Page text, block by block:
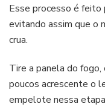
Esse processo é feito
evitando assim que o
crua.
Tire a panela do
poucos acrescente o
empelote nessa